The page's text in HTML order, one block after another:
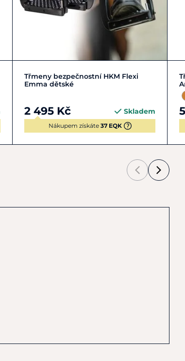
Zobrazit detail
Třmeny bezpečnostní HKM Flexi
Emma dětské
2 495 Kč Skladem
Nákupem získáte 37 EQK